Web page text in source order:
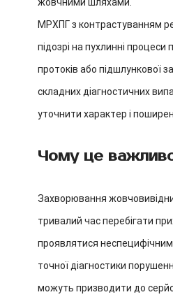
МРХПГ з контрастуванням
підозрі на пухлинні процеси
протоків або підшлункової
складних діагностичних
уточнити характер і
Чому це
Захворювання
тривалий час перебігати
проявлятися
точної діагностики
можуть призводити до